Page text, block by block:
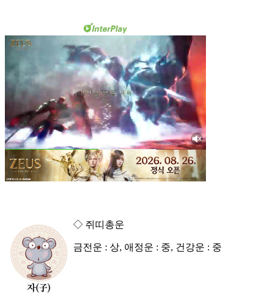
◇ 쥐띠총운
금전운 : 상, 애정운 : 중, 건강운 : 중